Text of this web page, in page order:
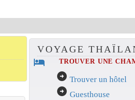
VOYAGE
hotel TROUVER UNE
arrow_circle_right Trouver un hôtel
arrow_circle_right Guesthouse